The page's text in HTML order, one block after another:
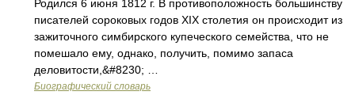
Родился 6 июня 1812 г. В противоположность большинству
писателей сороковых годов XIX столетия он происходит из
зажиточного симбирского купеческого семейства, что не
помешало ему, однако, получить, помимо запаса
деловитости,&#8230; …
Биографический словарь